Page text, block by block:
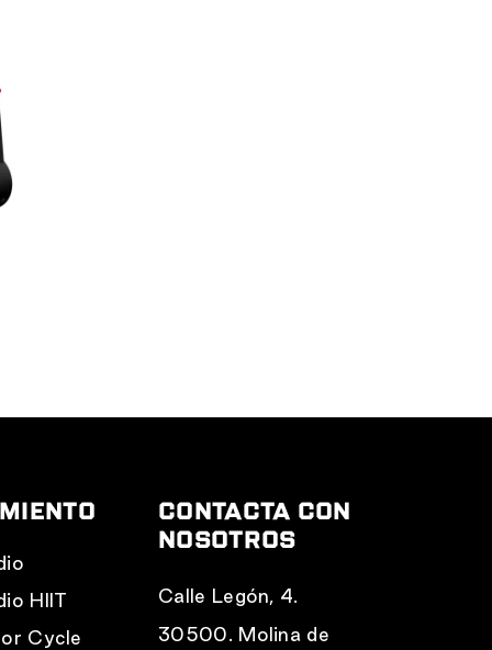
HIIT
Cycle
CONTACTA CON
NOSOTROS
Calle Legón, 4.
30500. Molina de